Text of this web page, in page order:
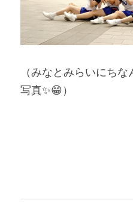
（みなとみらいにち
写真✨😁）